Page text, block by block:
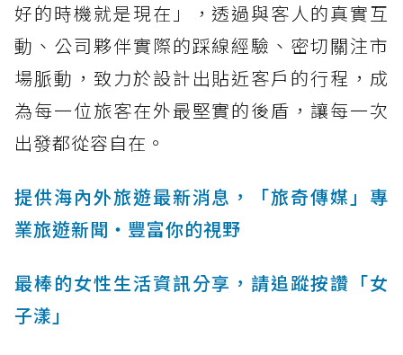
好的時機就是現在」，透過與客人的真實互
動、公司夥伴實際的踩線經驗、密切關注市
場脈動，致力於設計出貼近客戶的行程，成
為每一位旅客在外最堅實的後盾，讓每一次
出發都從容自在。
提供海內外旅遊最新消息，「旅奇傳媒」專
業旅遊新聞‧豐富你的視野
最棒的女性生活資訊分享，請追蹤按讚「女
子漾」